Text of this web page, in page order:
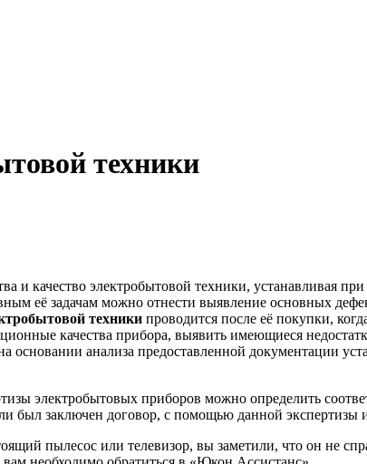
техники
и качество электробытовой техники, устанавливая
её задачам можно отнести выявление основных
техники проводится после её покупки,
качества прибора, выявить имеющиеся
основании анализа предоставленной документации
электробытовых приборов можно определить
был заключен договор, с помощью данной экспертизы
пылесос или телевизор, вы заметили, что он не